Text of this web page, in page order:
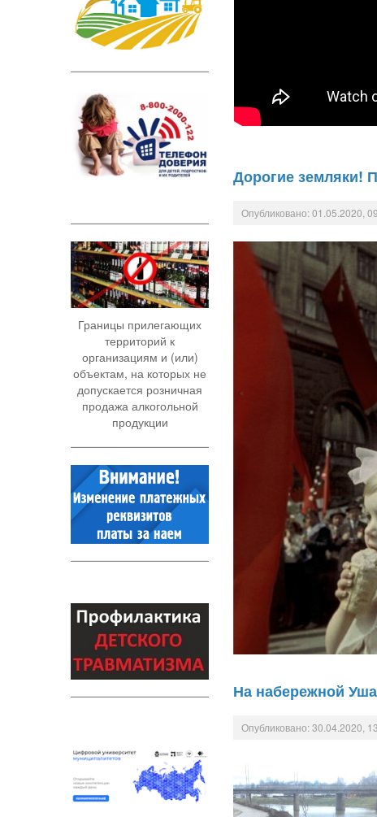
Границы прилегающих
территорий к
организациям и (или)
объектам, на которых не
допускается розничная
продажа алкогольной
продукции
Дорогие земляки!
Опубликовано: 01.05.2020,
На набережной
Опубликовано: 30.04.2020,